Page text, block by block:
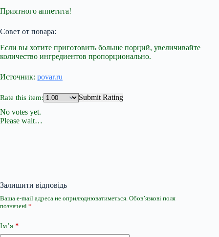
Приятного аппетита!
Совет от повара:
Если вы хотите приготовить больше порций, увеличивайте
количество ингредиентов пропорционально.
Источник: povar.ru
Rate this item:
Submit Rating
No votes yet.
Please wait…
Залишити відповідь
Ваша e-mail адреса не оприлюднюватиметься. Обов’язкові поля
позначені *
Ім’я *